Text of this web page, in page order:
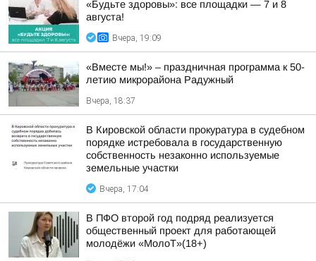
«Будьте здоровы»: все площадки — 7 и 8
августа!
Вчера, 19:09
«Вместе мы!» – праздничная программа к 50-
летию микрорайона Радужный
Вчера, 18:37
В Кировской области прокуратура в судебном
порядке истребовала в государственную
собственность незаконно используемые
земельные участки
Вчера, 17:04
В ПФО второй год подряд реализуется
общественный проект для работающей
молодёжи «МолоТ»(18+)